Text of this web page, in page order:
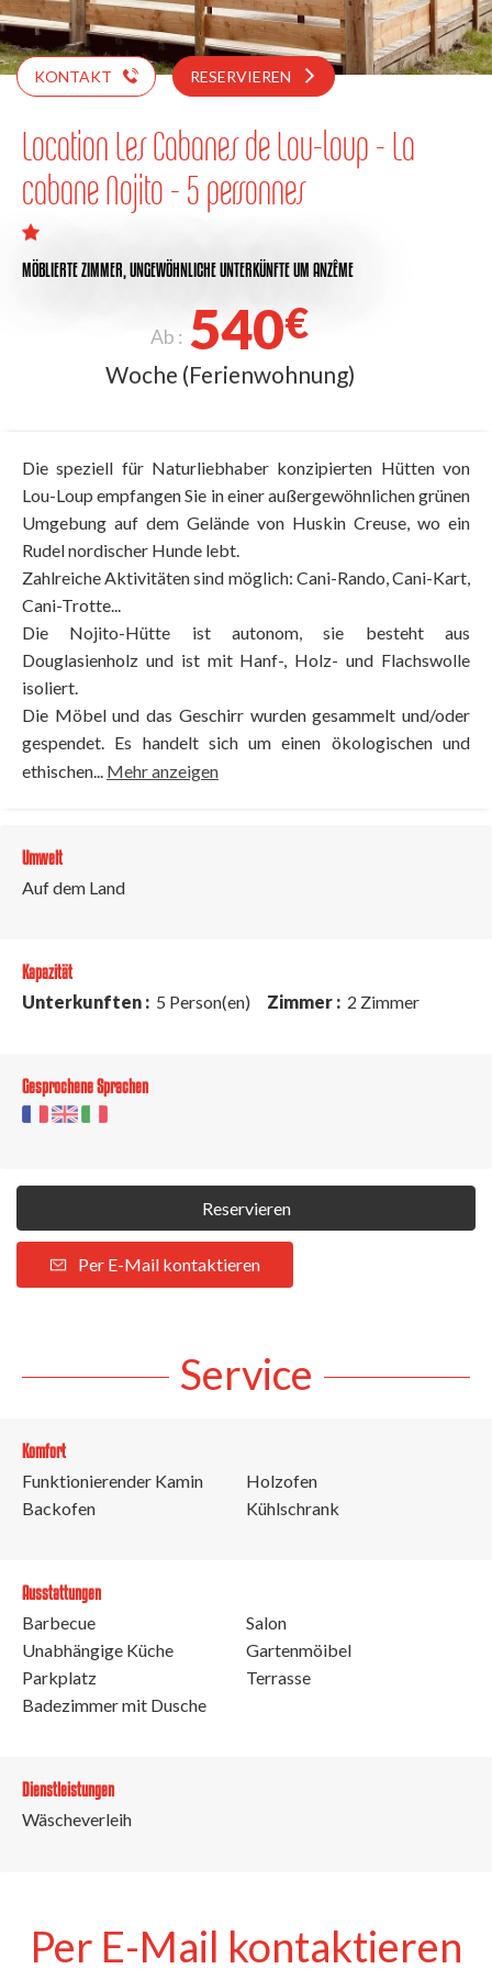
KONTAKT RESERVIEREN
Location Les Cabanes de Lou-loup - La
cabane Nojito - 5 personnes
MÖBLIERTE ZIMMER, UNGEWÖHNLICHE UNTERKÜNFTEUM ANZÊME
Ab : 540€
Woche (Ferienwohnung)
Die speziell für Naturliebhaber konzipierten Hütten von
Lou-Loup empfangen Sie in einer außergewöhnlichen grünen
Umgebung auf dem Gelände von Huskin Creuse, wo ein
Rudel nordischer Hunde lebt.
Zahlreiche Aktivitäten sind möglich: Cani-Rando, Cani-Kart,
Cani-Trotte...
Die Nojito-Hütte ist autonom, sie besteht aus
Douglasienholz und ist mit Hanf-, Holz- und Flachswolle
isoliert.
Die Möbel und das Geschirr wurden gesammelt und/oder
gespendet. Es handelt sich um einen ökologischen und
ethischen... Mehr anzeigen
Umwelt
Auf dem Land
Kapazität
Unterkunften : 5 Person(en) Zimmer : 2 Zimmer
Gesprochene Sprachen
Reservieren
Per E-Mail kontaktieren
Service
Komfort
Funktionierender Kamin
Backofen
Holzofen
Kühlschrank
Ausstattungen
Barbecue
Unabhängige Küche
Parkplatz
Badezimmer mit Dusche
Salon
Gartenmöibel
Terrasse
Dienstleistungen
Wäscheverleih
Per E-Mail kontaktieren